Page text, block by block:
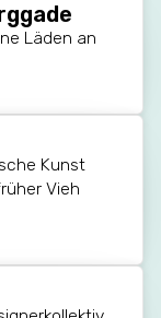
Läden an
Kunst
Vieh